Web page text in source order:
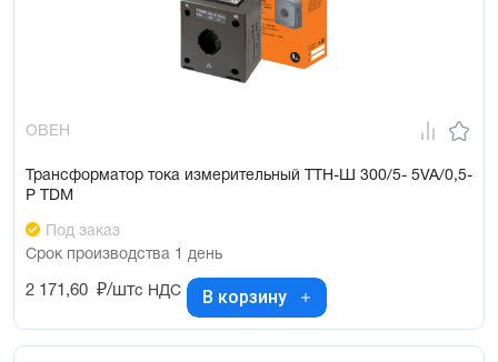
ОВЕН
Трансформатор тока измерительный ТТН-Ш 300/5- 5VA/0,5-
Р TDM
Под заказ
Срок производства 1 день
2 171,60 ₽/штс НДС В корзину